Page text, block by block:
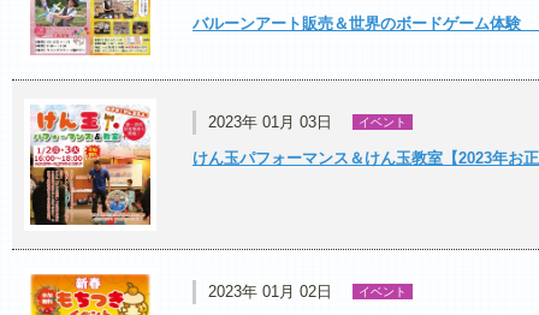
バルーンアート販売＆世界のボードゲーム体験
2023年 01月 03日 イベント
けん玉パフォーマンス＆けん玉教室【2023年お
2023年 01月 02日 イベント